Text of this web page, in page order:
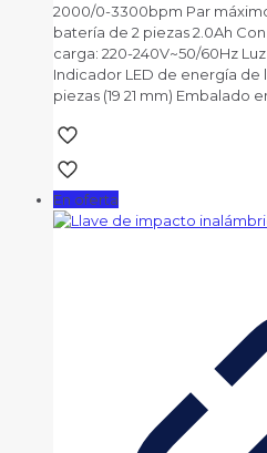
L2,995.00.L1,987.00.
2000/0-3300bpm Par
batería de 2 piezas 2.0Ah
carga: 220-240V~50/60Hz
Indicador LED de energía de
piezas (19 21 mm) Embalado
En oferta